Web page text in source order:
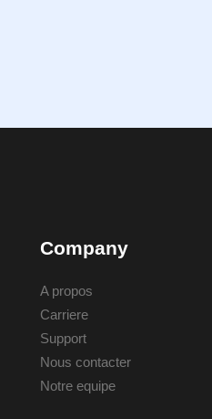
Company
A propos
Carriere
Support
Nous contacter
Notre equipe